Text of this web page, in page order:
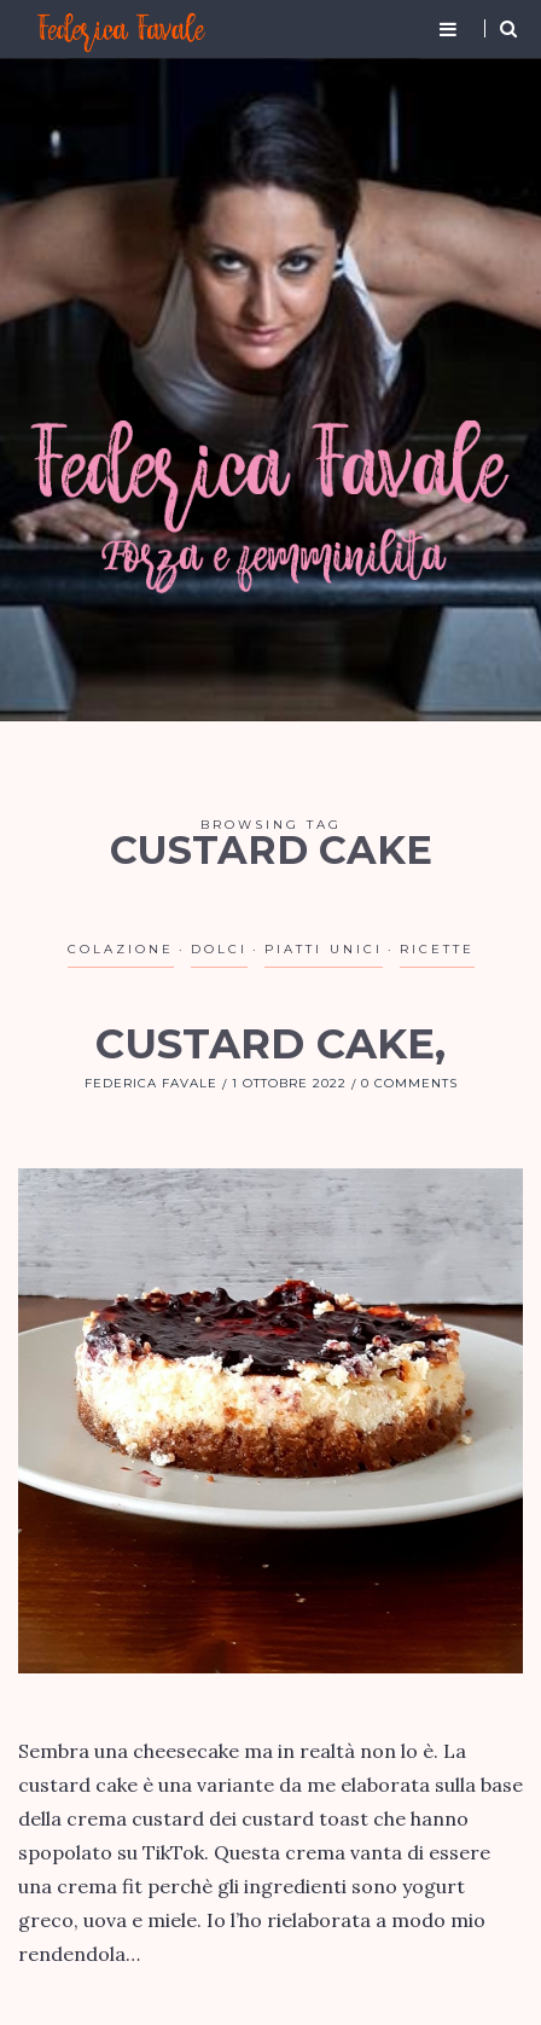
BROWSING TAG
CUSTARD CAKE
COLAZIONE DOLCI PIATTI UNICI RICETTE
CUSTARD CAKE,
FEDERICA FAVALE 1 OTTOBRE 2022 0 COMMENTS
Sembra una cheesecake ma in realtà non lo è. La
custard cake è una variante da me elaborata sulla base
della crema custard dei custard toast che hanno
spopolato su TikTok. Questa crema vanta di essere
una crema fit perchè gli ingredienti sono yogurt
greco, uova e miele. Io l’ho rielaborata a modo mio
rendendola…